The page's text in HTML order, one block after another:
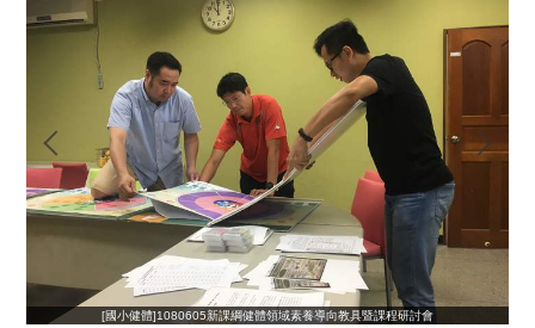
[國小健體]1080605新課綱健體領域素養導向教具暨課程研討會